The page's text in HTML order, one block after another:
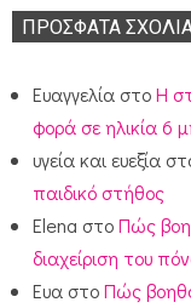
ΠΡΌΣΦΑΤΑ
Ευαγγελία στοΗ
φορά σε ηλικία 6
υγεία και ευεξία
παιδικό στήθος
Elena στοΠώς
διαχείριση του
Ευα στοΠώς